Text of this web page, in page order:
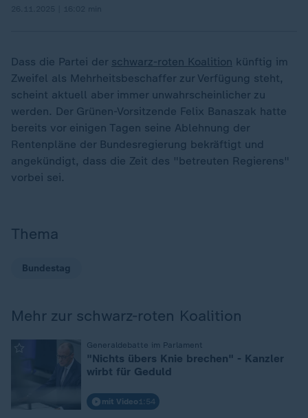
Dass die Partei der schwarz-roten Koalition künftig im
Zweifel als Mehrheitsbeschaffer zur Verfügung steht,
scheint aktuell aber immer unwahrscheinlicher zu
werden. Der Grünen-Vorsitzende Felix Banaszak hatte
bereits vor einigen Tagen seine Ablehnung der
Rentenpläne der Bundesregierung bekräftigt und
angekündigt, dass die Zeit des "betreuten Regierens"
vorbei sei.
Thema
Bundestag
Mehr zur schwarz-roten Koalition
Generaldebatte im Parlament
"Nichts übers Knie brechen" - Kanzler
wirbt für Geduld
mit Video 1:54